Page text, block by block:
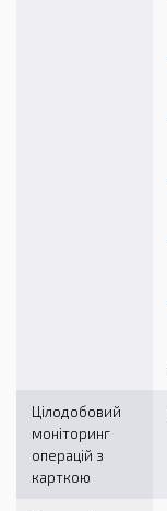
Цілодобовий
моніторинг
операцій з
карткою